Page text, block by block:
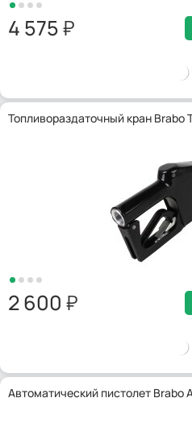
4 575
Топливораздаточный кран Brabo
2 600
Автоматический пистолет Brabo